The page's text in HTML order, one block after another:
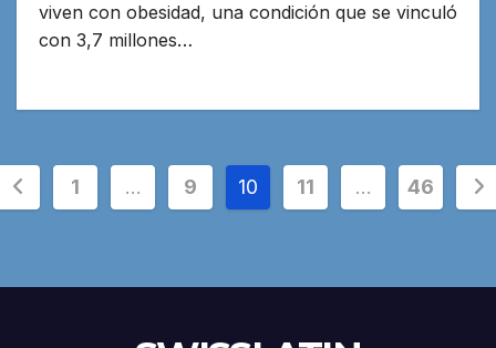
viven con obesidad, una condición que se vinculó
con 3,7 millones…
1 … 9 10 11 … 46